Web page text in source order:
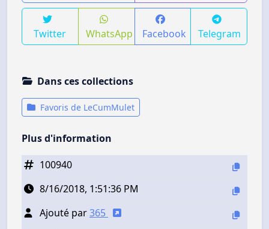
Twitter WhatsApp Facebook Telegram
Dans ces collections
Favoris de LeCumMulet
Plus d'information
100940
8/16/2018, 1:51:36 PM
Ajouté par365